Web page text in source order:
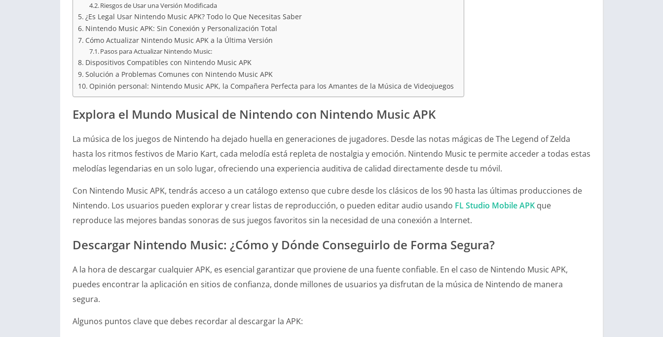
Riesgos de Usar una Versión Modificada
¿Es Legal Usar Nintendo Music APK? Todo lo Que Necesitas Saber
Nintendo Music APK: Sin Conexión y Personalización Total
Cómo Actualizar Nintendo Music APK a la Última Versión
Pasos para Actualizar Nintendo Music:
Dispositivos Compatibles con Nintendo Music APK
Solución a Problemas Comunes con Nintendo Music APK
Opinión personal: Nintendo Music APK, la Compañera Perfecta para los Amantes de la Música de Videojuegos
Explora el Mundo Musical de Nintendo con Nintendo Music APK
La música de los juegos de Nintendo ha dejado huella en generaciones de jugadores. Desde las notas mágicas de The Legend of Zelda
hasta los ritmos festivos de Mario Kart, cada melodía está repleta de nostalgia y emoción. Nintendo Music te permite acceder a todas estas
melodías legendarias en un solo lugar, ofreciendo una experiencia auditiva de calidad directamente desde tu móvil.
Con Nintendo Music APK, tendrás acceso a un catálogo extenso que cubre desde los clásicos de los 90 hasta las últimas producciones de
Nintendo. Los usuarios pueden explorar y crear listas de reproducción, o pueden editar audio usando FL Studio Mobile APK que
reproduce las mejores bandas sonoras de sus juegos favoritos sin la necesidad de una conexión a Internet.
Descargar Nintendo Music: ¿Cómo y Dónde Conseguirlo de Forma Segura?
A la hora de descargar cualquier APK, es esencial garantizar que proviene de una fuente confiable. En el caso de Nintendo Music APK,
puedes encontrar la aplicación en sitios de confianza, donde millones de usuarios ya disfrutan de la música de Nintendo de manera
segura.
Algunos puntos clave que debes recordar al descargar la APK: